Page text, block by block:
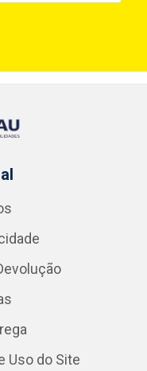
Uso do Site